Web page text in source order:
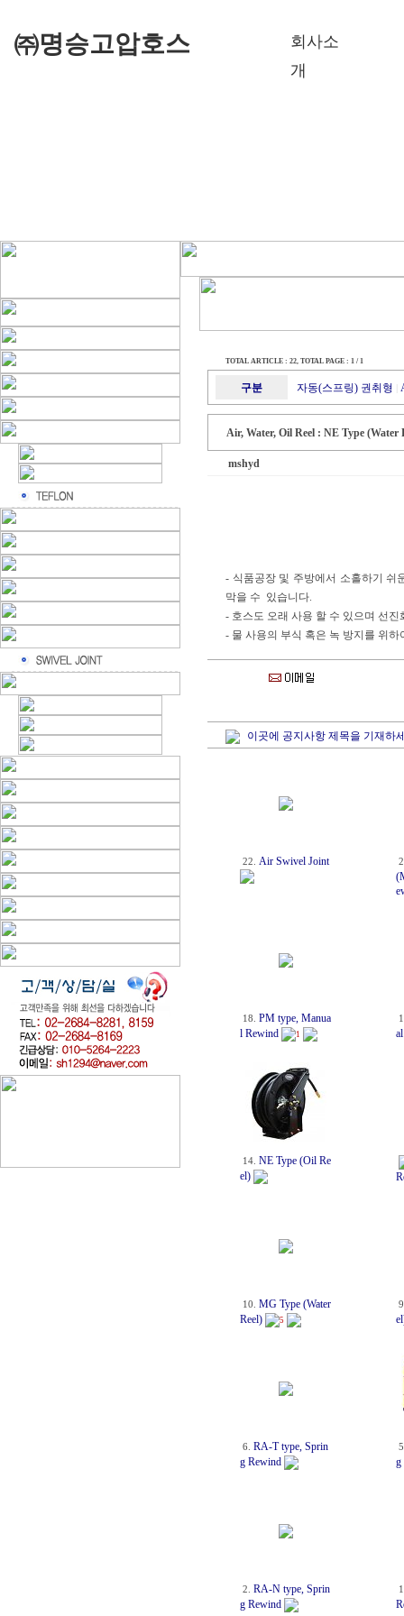
㈜명승고압호스
회사소
개
TOTAL ARTICLE : 22, TOTAL PAGE : 1 / 1
구분 자동(스프링) 권취형
Air, Water, Oil Reel : NE Type (Water
mshyd
- 식품공장 및 주방에서 소홀하기 쉬
막을 수 있습니다.
- 호스도 오래 사용 할 수 있으며 선
- 물 사용의 부식 혹은 녹 방지를 위하
이곳에 공지사항 제목을 기재하
22. Air Swivel Joint
18. PM type, Manua
l Rewind
1
14. NE Type (Oil Re
el)
10. MG Type (Water
Reel)
5
6. RA-T type, Sprin
g Rewind
g
2. RA-N type, Sprin
g Rewind